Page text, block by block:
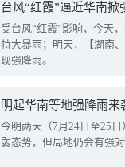
台风“红霞”逼近华南
受台风“红霞”影响，今天
特大暴雨；明天，【湖南
现强降雨。
明起华南等地强降雨
今明两天（7月24日至25
弱态势，但局地仍会有强